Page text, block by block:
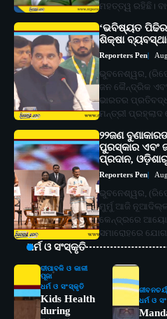
ମହତ୍ତ୍ୱ ରହିଛି।
‘ଭବିଷ୍ୟତ ପିଢିର
ଶିକ୍ଷା
Reporters Pen
ଭୁବନେଶ୍ୱର,
ଜନ କୈନ୍ଦ୍ରିକ
ଭାରତର
ମନ୍ତ୍ରୀ
୨୨ଜଣ
ପୁରସ୍କାର ଏବଂ
ପ୍ରଦାନ,
Reporters Pen
ଭୁବନେଶ୍ୱର,
ମୁର୍ମୁ ଆଜି
କେନ୍ଦ୍ରରେ
ସମାରୋହରେ
ଧର୍ମ ଓ ସଂସ୍କୃତି
ଦୀପାବଳି ଓ କାଳୀ
ପୂଜା
ଧର୍ମ ଓ ସଂସ୍କୃତି
Kids Health
during
ଧର୍ମ ଓ